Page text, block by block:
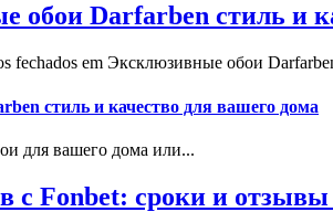
обои Darfarben стиль и
fechados em Эксклюзивные обои
стиль и качество для вашего дома
для вашего дома или...
с Fonbet: сроки и